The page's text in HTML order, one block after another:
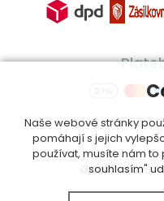
© 2014 - 2026,
Naše webové stránky
pomáhají s jejich
používat, musíte nám to
souhlasím"